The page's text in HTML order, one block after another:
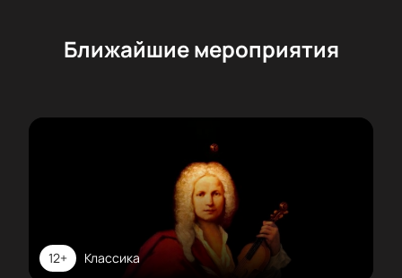
Ближайшие мероприятия
Классика
12+